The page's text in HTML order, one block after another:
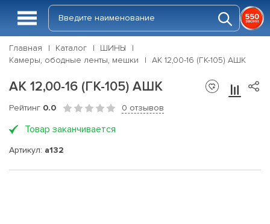
Главная Каталог
ШИНЫ
Камеры, ободные ленты, мешки
АК 12,00-16 (ГК-105) АШК
АК 12,00-16 (ГК-105) АШК
Рейтинг 0.0 0 отзывов
Товар заканчивается
Артикул: a132